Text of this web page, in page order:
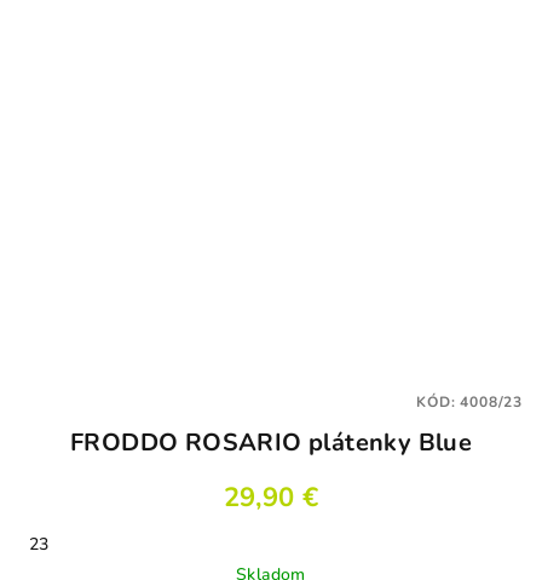
FRODDO ROSARIO plátenky Blue
29,90 €
23
Skladom
KÓD:4008/23